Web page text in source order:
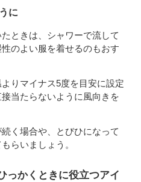
に
ときは、シャワーで流して
のよい服を着せるのもおす
りマイナス5度を目安に設定
当たらないように風向きを
く場合や、とびひになって
らいましょう。
っかくときに役立つアイ